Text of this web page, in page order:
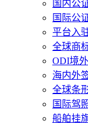
国内公
国际公
平台入
全球商
ODI境
海内外
全球条
国际驾
船舶挂